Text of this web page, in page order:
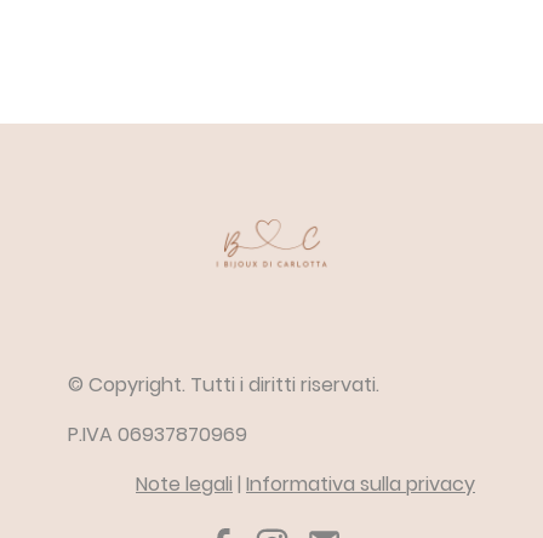
© Copyright. Tutti i diritti riservati.
P.IVA 06937870969
Note legali | Informativa sulla privacy